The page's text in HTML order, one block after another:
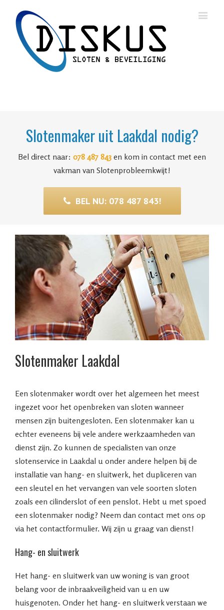
Slotenmaker uit Laakdal nodig?
Bel direct naar: 078 487 843 en kom in contact met een
vakman van Slotenprobleemkwijt!
BEL NU: 078 487 843!
Slotenmaker Laakdal
Een slotenmaker wordt over het algemeen het meest
ingezet voor het openbreken van sloten wanneer
mensen zijn buitengesloten. Een slotenmaker kan u
echter eveneens bij vele andere werkzaamheden van
dienst zijn. Zo kunnen de specialisten van onze
slotenservice in Laakdal u onder andere helpen bij de
installatie van hang- en sluitwerk, het dupliceren van
een sleutel en het vervangen van vele soorten sloten
zoals een cilinderslot of een penslot. Hebt u met spoed
een slotenmaker nodig? Neem dan contact met ons op
via het contactformulier. Wij zijn u graag van dienst!
Hang- en sluitwerk
Het hang- en sluitwerk van uw woning is van groot
belang voor de inbraakveiligheid van u en uw
huisgenoten. Onder het hang- en sluitwerk verstaan we